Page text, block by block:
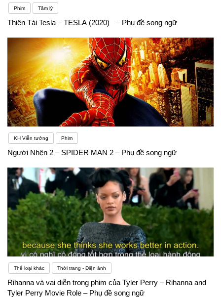
Phim Tâm lý
Thiên Tài Tesla – TESLA (2020) – Phụ đề song ngữ
KH Viễn tưởng Phim
Người Nhện 2 – SPIDER MAN 2 – Phụ đề song ngữ
Thể loại khác Thời trang - Điện ảnh
Rihanna và vai diễn trong phim của Tyler Perry – Rihanna and
Tyler Perry Movie Role – Phụ đề song ngữ